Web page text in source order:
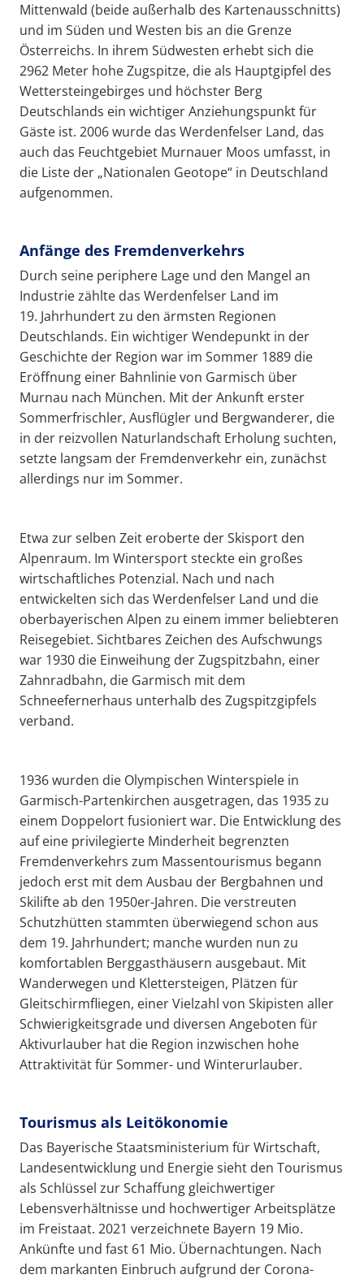
Mittenwald (beide außerhalb des Kartenausschnitts)
und im Süden und Westen bis an die Grenze
Österreichs. In ihrem Südwesten erhebt sich die
2962 Meter hohe Zugspitze, die als Hauptgipfel des
Wettersteingebirges und höchster Berg
Deutschlands ein wichtiger Anziehungspunkt für
Gäste ist. 2006 wurde das Werdenfelser Land, das
auch das Feuchtgebiet Murnauer Moos umfasst, in
die Liste der „Nationalen Geotope“ in Deutschland
aufgenommen.
Anfänge des Fremdenverkehrs
Durch seine periphere Lage und den Mangel an
Industrie zählte das Werdenfelser Land im
19. Jahrhundert zu den ärmsten Regionen
Deutschlands. Ein wichtiger Wendepunkt in der
Geschichte der Region war im Sommer 1889 die
Eröffnung einer Bahnlinie von Garmisch über
Murnau nach München. Mit der Ankunft erster
Sommerfrischler, Ausflügler und Bergwanderer, die
in der reizvollen Naturlandschaft Erholung suchten,
setzte langsam der Fremdenverkehr ein, zunächst
allerdings nur im Sommer.
Etwa zur selben Zeit eroberte der Skisport den
Alpenraum. Im Wintersport steckte ein großes
wirtschaftliches Potenzial. Nach und nach
entwickelten sich das Werdenfelser Land und die
oberbayerischen Alpen zu einem immer beliebteren
Reisegebiet. Sichtbares Zeichen des Aufschwungs
war 1930 die Einweihung der Zugspitzbahn, einer
Zahnradbahn, die Garmisch mit dem
Schneefernerhaus unterhalb des Zugspitzgipfels
verband.
1936 wurden die Olympischen Winterspiele in
Garmisch-Partenkirchen ausgetragen, das 1935 zu
einem Doppelort fusioniert war. Die Entwicklung des
auf eine privilegierte Minderheit begrenzten
Fremdenverkehrs zum Massentourismus begann
jedoch erst mit dem Ausbau der Bergbahnen und
Skilifte ab den 1950er-Jahren. Die verstreuten
Schutzhütten stammten überwiegend schon aus
dem 19. Jahrhundert; manche wurden nun zu
komfortablen Berggasthäusern ausgebaut. Mit
Wanderwegen und Klettersteigen, Plätzen für
Gleitschirmfliegen, einer Vielzahl von Skipisten aller
Schwierigkeitsgrade und diversen Angeboten für
Aktivurlauber hat die Region inzwischen hohe
Attraktivität für Sommer- und Winterurlauber.
Tourismus als Leitökonomie
Das Bayerische Staatsministerium für Wirtschaft,
Landesentwicklung und Energie sieht den Tourismus
als Schlüssel zur Schaffung gleichwertiger
Lebensverhältnisse und hochwertiger Arbeitsplätze
im Freistaat. 2021 verzeichnete Bayern 19 Mio.
Ankünfte und fast 61 Mio. Übernachtungen. Nach
dem markanten Einbruch aufgrund der Corona-